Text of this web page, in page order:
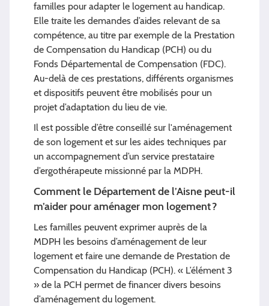
familles pour adapter le logement au handicap.
Elle traite les demandes d’aides relevant de sa
compétence, au titre par exemple de la Prestation
de Compensation du Handicap (PCH) ou du
Fonds Départemental de Compensation (FDC).
Au-delà de ces prestations, différents organismes
et dispositifs peuvent être mobilisés pour un
projet d’adaptation du lieu de vie.
Il est possible d’être conseillé sur l'aménagement
de son logement et sur les aides techniques par
un accompagnement d’un service prestataire
d’ergothérapeute missionné par la MDPH.
Comment le Département de l’Aisne peut-il
m’aider pour aménager mon logement ?
Les familles peuvent exprimer auprès de la
MDPH les besoins d’aménagement de leur
logement et faire une demande de Prestation de
Compensation du Handicap (PCH). « L’élément 3
» de la PCH permet de financer divers besoins
d’aménagement du logement.